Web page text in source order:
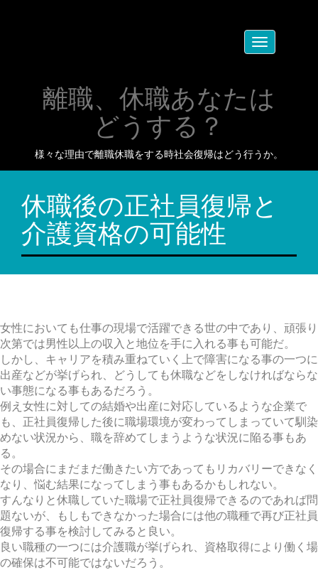
Toggle
navigation
離職、休職あなたは
どうする？
様々な理由で離職休職をする時社会復帰はどう行うか。
休職後の正社員復帰と
介護資格の可能性
女性においても仕事の現場で活躍できる世の中であり、頑張り
次第では男性以上の収入と地位を手に入れる事も可能だ。
しかし、キャリアを積み重ねていく上で障害になる事の一つに
出産などが挙げられ、どうしても休職などをしなければならな
い事態になる事もあるだろう。
例え女性に対しての結婚や出産に対応しているような企業で
も、正社員復帰した後に職場環境が変わってしまっていて馴染
めない状況から、職を辞めてしまうような状況に陥る事もあ
る。
その場合にまだまだ働きたい方であってもリカバリーできなく
なり、悩む結果になってしまう事もあるかもしれない。
すんなりと休職していた職場で正社員復帰できるのであれば問
題ないが、もしもできなかった場合には他の職種で再び正社員
復帰する事を検討してみると良い。
良い職種の一つには介護職が挙げられ、資格取得により働く場
の確保は不可能ではないだろう。